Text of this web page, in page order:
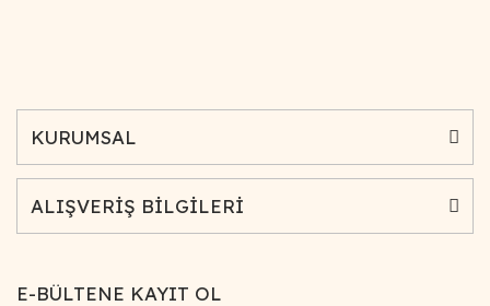
KURUMSAL
ALIŞVERİŞ BİLGİLERİ
E-BÜLTENE KAYIT OL